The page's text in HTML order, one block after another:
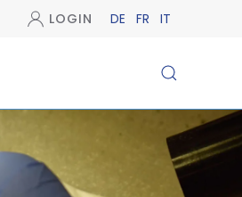
LOGIN DE FR IT